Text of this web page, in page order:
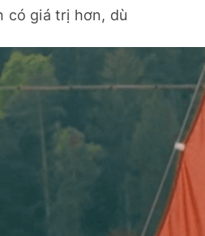
có giá trị hơn, dù